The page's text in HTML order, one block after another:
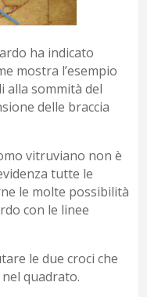
ha indicato
mostra l’esempio
alla sommità del
delle braccia
vitruviano non è
tutte le
le molte possibilità
con le linee
le due croci che
quadrato.